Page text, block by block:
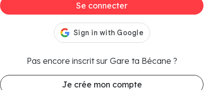
Se connecter
Pas encore inscrit sur Gare ta Bécane ?
Je crée mon compte